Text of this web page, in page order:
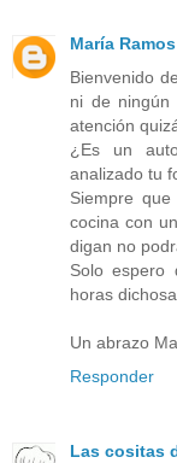
María Ramos
Bienvenido
ni de
atención
¿Es un
analizado tu
Siempre
cocina con
digan no
Solo espero
horas
Un abrazo
Responder
Las cositas